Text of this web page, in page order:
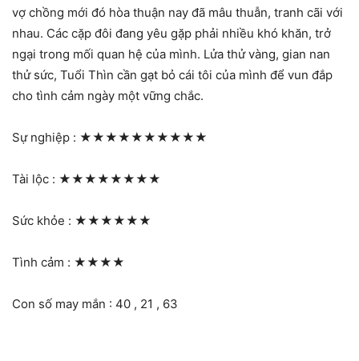
vợ chồng mới đó hòa thuận nay đã mâu thuẫn, tranh cãi với
nhau. Các cặp đôi đang yêu gặp phải nhiều khó khăn, trở
ngại trong mối quan hệ của mình. Lửa thử vàng, gian nan
thử sức, Tuổi Thìn cần gạt bỏ cái tôi của mình để vun đắp
cho tình cảm ngày một vững chắc.
Sự nghiệp : ★★★★★★★★★★
Tài lộc : ★★★★★★★★
Sức khỏe : ★★★★★★
Tình cảm : ★★★★
Con số may mắn : 40 , 21 , 63